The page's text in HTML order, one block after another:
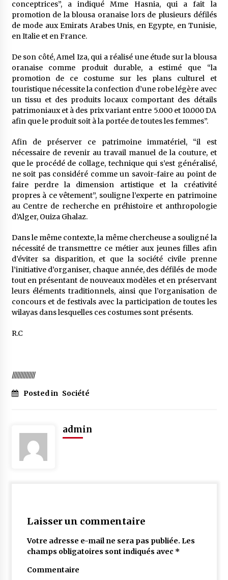
conceptrices”, a indiqué Mme Hasnia, qui a fait la
promotion de la blousa oranaise lors de plusieurs défilés
de mode aux Emirats Arabes Unis, en Egypte, en Tunisie,
en Italie et en France.
De son côté, Amel Iza, qui a réalisé une étude sur la blousa
oranaise comme produit durable, a estimé que “la
promotion de ce costume sur les plans culturel et
touristique nécessite la confection d’une robe légère avec
un tissu et des produits locaux comportant des détails
patrimoniaux et à des prix variant entre 5.000 et 10.000 DA
afin que le produit soit à la portée de toutes les femmes”.
Afin de préserver ce patrimoine immatériel, “il est
nécessaire de revenir au travail manuel de la couture, et
que le procédé de collage, technique qui s’est généralisé,
ne soit pas considéré comme un savoir-faire au point de
faire perdre la dimension artistique et la créativité
propres à ce vêtement”, souligne l’experte en patrimoine
au Centre de recherche en préhistoire et anthropologie
d’Alger, Ouiza Ghalaz.
Dans le même contexte, la même chercheuse a souligné la
nécessité de transmettre ce métier aux jeunes filles afin
d’éviter sa disparition, et que la société civile prenne
l’initiative d’organiser, chaque année, des défilés de mode
tout en présentant de nouveaux modèles et en préservant
leurs éléments traditionnels, ainsi que l’organisation de
concours et de festivals avec la participation de toutes les
wilayas dans lesquelles ces costumes sont présents.
R.C
///////////////
Posted in Société
admin
Laisser un commentaire
Votre adresse e-mail ne sera pas publiée. Les
champs obligatoires sont indiqués avec *
Commentaire